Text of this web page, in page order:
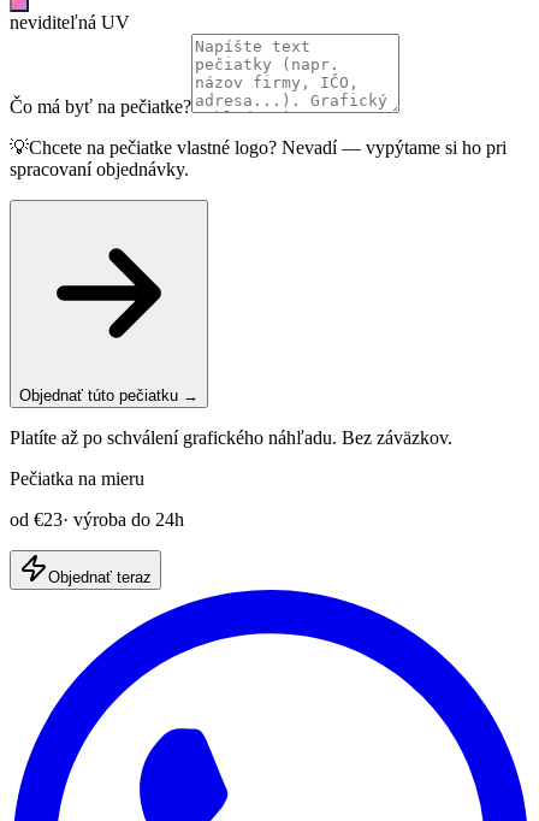
neviditeľná UV
Čo má byť na pečiatke?
💡Chcete na pečiatke vlastné logo? Nevadí — vypýtame si ho pri
spracovaní objednávky.
Objednať túto pečiatku →
Platíte až po schválení grafického náhľadu. Bez záväzkov.
Pečiatka na mieru
od €23· výroba do 24h
Objednať teraz